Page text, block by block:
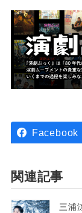
Facebook
関連記事
三浦